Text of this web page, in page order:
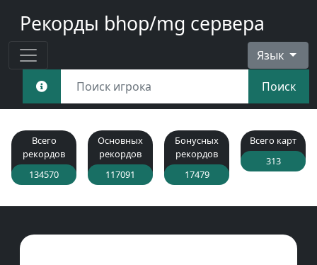
Рекорды bhop/mg сервера
Язык
Поиск
Всего
рекордов
134570
Основных
рекордов
117091
Бонусных
рекордов
17479
Всего карт
313